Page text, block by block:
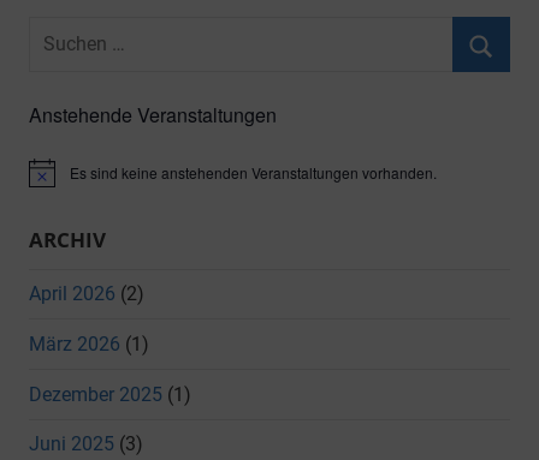
Suchen
Anstehende Veranstaltungen
HinweisEs sind keine anstehenden Veranstaltungen vorhanden.
ARCHIV
April 2026 (2)
März 2026 (1)
Dezember 2025 (1)
Juni 2025 (3)